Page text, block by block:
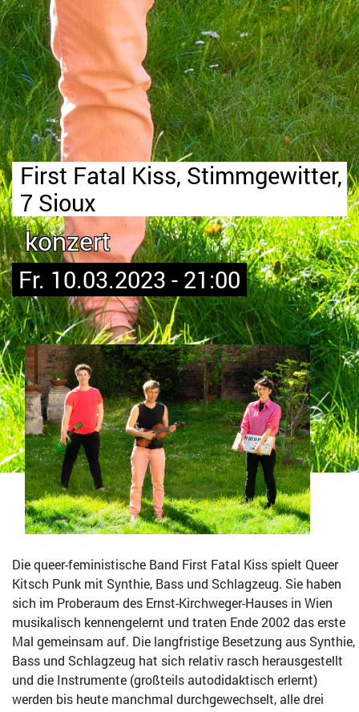
First Fatal Kiss, Stimmgewitter,
7 Sioux
konzert
Fr. 10.03.2023 - 21:00
Bild
Die queer-feministische Band First Fatal Kiss spielt Queer
Kitsch Punk mit Synthie, Bass und Schlagzeug. Sie haben
sich im Proberaum des Ernst-Kirchweger-Hauses in Wien
musikalisch kennengelernt und traten Ende 2002 das erste
Mal gemeinsam auf. Die langfristige Besetzung aus Synthie,
Bass und Schlagzeug hat sich relativ rasch herausgestellt
und die Instrumente (großteils autodidaktisch erlernt)
werden bis heute manchmal durchgewechselt, alle drei